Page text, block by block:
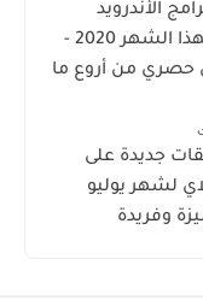
الأندرويد
الجديدة كليا لهذا الشهر 2020 -
حصري من أروع ما
تطبيقات جديدة على
لشهر يوليو